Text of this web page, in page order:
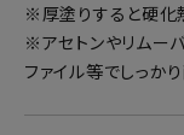
※厚塗りすると硬化
※アセトンやリムー
ファイル等でしっかり